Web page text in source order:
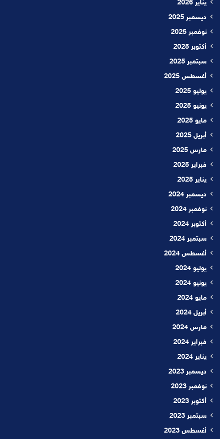
يناير 2026
ديسمبر 2025
نوفمبر 2025
أكتوبر 2025
سبتمبر 2025
أغسطس 2025
يوليو 2025
يونيو 2025
مايو 2025
أبريل 2025
مارس 2025
فبراير 2025
يناير 2025
ديسمبر 2024
نوفمبر 2024
أكتوبر 2024
سبتمبر 2024
أغسطس 2024
يوليو 2024
يونيو 2024
مايو 2024
أبريل 2024
مارس 2024
فبراير 2024
يناير 2024
ديسمبر 2023
نوفمبر 2023
أكتوبر 2023
سبتمبر 2023
أغسطس 2023